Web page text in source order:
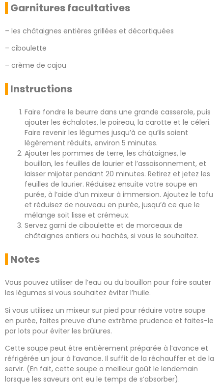
Garnitures facultatives
– les châtaignes entières grillées et décortiquées
– ciboulette
– crème de cajou
Instructions
Faire fondre le beurre dans une grande casserole, puis
ajouter les échalotes, le poireau, la carotte et le céleri.
Faire revenir les légumes jusqu’à ce qu’ils soient
légèrement réduits, environ 5 minutes.
Ajouter les pommes de terre, les châtaignes, le
bouillon, les feuilles de laurier et l’assaisonnement, et
laisser mijoter pendant 20 minutes. Retirez et jetez les
feuilles de laurier. Réduisez ensuite votre soupe en
purée, à l’aide d’un mixeur à immersion. Ajoutez le tofu
et réduisez de nouveau en purée, jusqu’à ce que le
mélange soit lisse et crémeux.
Servez garni de ciboulette et de morceaux de
châtaignes entiers ou hachés, si vous le souhaitez.
Notes
Vous pouvez utiliser de l’eau ou du bouillon pour faire sauter
les légumes si vous souhaitez éviter l’huile.
Si vous utilisez un mixeur sur pied pour réduire votre soupe
en purée, faites preuve d’une extrême prudence et faites-le
par lots pour éviter les brûlures.
Cette soupe peut être entièrement préparée à l’avance et
réfrigérée un jour à l’avance. Il suffit de la réchauffer et de la
servir. (En fait, cette soupe a meilleur goût le lendemain
lorsque les saveurs ont eu le temps de s’absorber).